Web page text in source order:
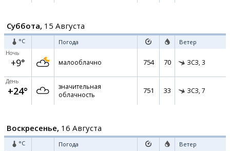
Суббота, 15 Августа
°C Погода Ветер
Ночь
+9° малооблачно 754 70 ЗСЗ, 3
День
+24°
значительная
облачность
751 33 ЗСЗ, 7
Воскресенье, 16 Августа
°C Погода Ветер